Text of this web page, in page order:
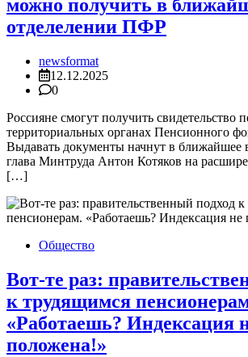
можно получить в
отделелении ПФР
newsformat
12.12.2025
0
Россияне смогут получить свидетельство
территориальных органах Пенсионного
Выдавать документы начнут в ближайшее
глава Минтруда Антон Котяков на
[…]
Общество
Вот-те раз:
к трудящимся
«Работаешь? Индексация
положена!»